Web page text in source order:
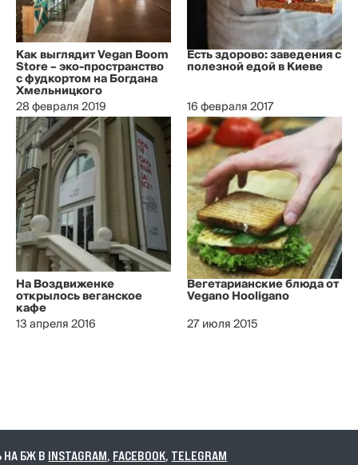
Как выглядит Vegan Boom
Store – эко-пространство
с фудкортом на Богдана
Хмельницкого
28 февраля 2019
Есть здорово: заведения с
полезной едой в Киеве
16 февраля 2017
На Воздвиженке
открылось веганское
кафе
13 апреля 2016
Вегетарианские блюда от
Vegano Hooligano
27 июля 2015
БЖ ВINSTAGRAM,FACEBOOK,TELEGRAM